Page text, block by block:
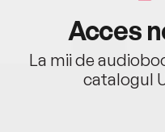
Acces
La mii de
catalogul